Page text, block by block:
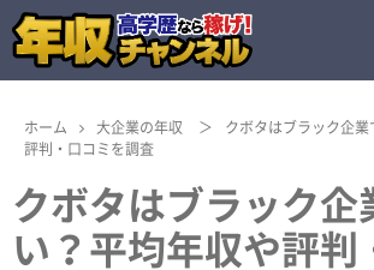
ホーム 大企業の年収 ＞
クボタはブラック企
評判・口コミを調査
クボタはブラック企
い？平均年収や評判